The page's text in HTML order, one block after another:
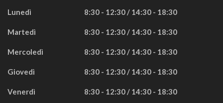
Lunedì 8:30 - 12:30 / 14:30 - 18:30
Martedì 8:30 - 12:30 / 14:30 - 18:30
Mercoledì 8:30 - 12:30 / 14:30 - 18:30
Giovedì 8:30 - 12:30 / 14:30 - 18:30
Venerdì 8:30 - 12:30 / 14:30 - 18:30